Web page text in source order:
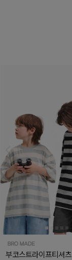
부코스트라이프티셔츠